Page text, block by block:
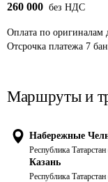
260 000 без НДС
Оплата по оригиналам
Отсрочка платежа 7
Маршруты и
Набережные
Республика
Казань
Республика